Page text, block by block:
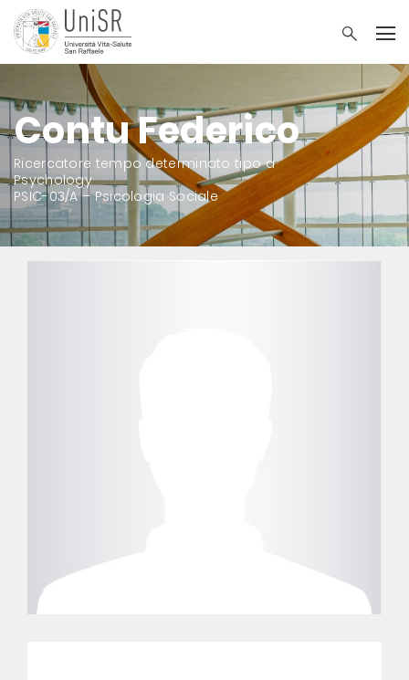
Contu Federico
Ricercatore tempo determinato tipo a
Psychology
PSIC-03/A – Psicologia Sociale